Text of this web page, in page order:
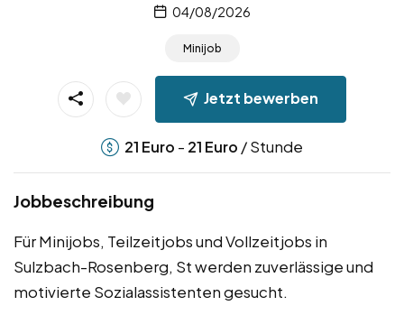
04/08/2026
Minijob
Jetzt bewerben
21 Euro - 21 Euro / Stunde
Jobbeschreibung
Für Minijobs, Teilzeitjobs und Vollzeitjobs in
Sulzbach-Rosenberg, St werden zuverlässige und
motivierte Sozialassistenten gesucht.